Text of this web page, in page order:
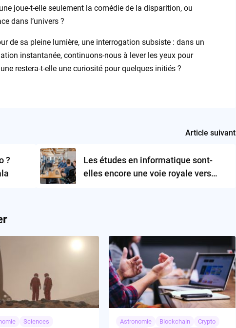
joue-t-elle seulement la comédie de la disparition, ou
dans l’univers ?
de sa pleine lumière, une interrogation subsiste : dans un
instantanée, continuons-nous à lever les yeux pour
restera-t-elle une curiosité pour quelques initiés ?
?
Article suivant
Les études en informatique sont-
elles encore une voie royale vers
Sciences Astronomie Blockchain
Crypto